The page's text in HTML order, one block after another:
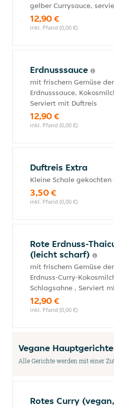
gelber Currysauce,
12,90 €
inkl. Pfand (0,00 €)
Erdnusssauce
mit frischem Gemüse
Erdnusssauce,
Serviert mit Duftreis
12,90 €
inkl. Pfand (0,00 €)
Duftreis Extra
Kleine Schale gekochten
3,50 €
inkl. Pfand (0,00 €)
Rote Erdnuss-
(leicht scharf)
mit frischem Gemüse
Erdnuss-Curry-
Schlagsahne , Serviert
12,90 €
inkl. Pfand (0,00 €)
Vegane Hauptgerichte
Alle Gerichte werden mit einer
Rotes Curry